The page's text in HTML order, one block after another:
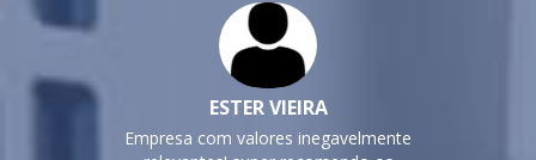
ESTER VIEIRA
Empresa com valores inegavelmente